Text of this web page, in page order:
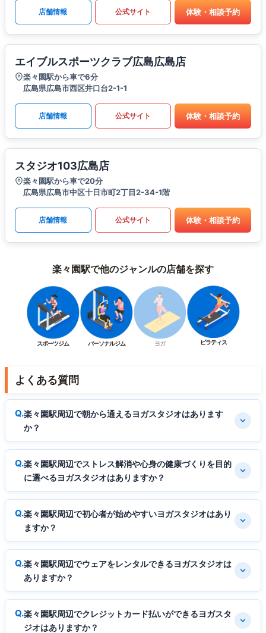
店舗情報 公式サイト 体験・相談予約
エイブルスポーツクラブ広島広島店
楽々園駅から車で6分
広島県広島市西区井口台2-1-1
店舗情報 公式サイト 体験・相談予約
スタジオ103広島店
楽々園駅から車で20分
広島県広島市中区十日市町2丁目2-34-1階
店舗情報 公式サイト 体験・相談予約
楽々園駅で他のジャンルの店舗を探す
スポーツジム パーソナルジム ヨガ ピラティス
よくある質問
楽々園駅周辺で朝から通えるヨガスタジオはあります
か？
楽々園駅周辺でストレス解消や心身の健康づくりを目的
に選べるヨガスタジオはありますか？
楽々園駅周辺で初心者が始めやすいヨガスタジオはあり
ますか？
楽々園駅周辺でウェアをレンタルできるヨガスタジオは
ありますか？
楽々園駅周辺でクレジットカード払いができるヨガスタ
ジオはありますか？